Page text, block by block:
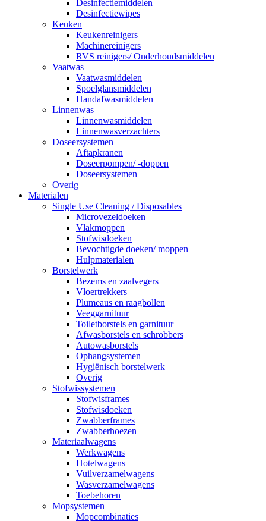
Desinfectiemiddelen
Desinfectiewipes
Keuken
Keukenreinigers
Machinereinigers
RVS reinigers/ Onderhoudsmiddelen
Vaatwas
Vaatwasmiddelen
Spoelglansmiddelen
Handafwasmiddelen
Linnenwas
Linnenwasmiddelen
Linnenwasverzachters
Doseersystemen
Aftapkranen
Doseerpompen/ -doppen
Doseersystemen
Overig
Materialen
Single Use Cleaning / Disposables
Microvezeldoeken
Vlakmoppen
Stofwisdoeken
Bevochtigde doeken/ moppen
Hulpmaterialen
Borstelwerk
Bezems en zaalvegers
Vloertrekkers
Plumeaus en raagbollen
Veeggarnituur
Toiletborstels en garnituur
Afwasborstels en schrobbers
Autowasborstels
Ophangsystemen
Hygiënisch borstelwerk
Overig
Stofwissystemen
Stofwisframes
Stofwisdoeken
Zwabberframes
Zwabberhoezen
Materiaalwagens
Werkwagens
Hotelwagens
Vuilverzamelwagens
Wasverzamelwagens
Toebehoren
Mopsystemen
Mopcombinaties